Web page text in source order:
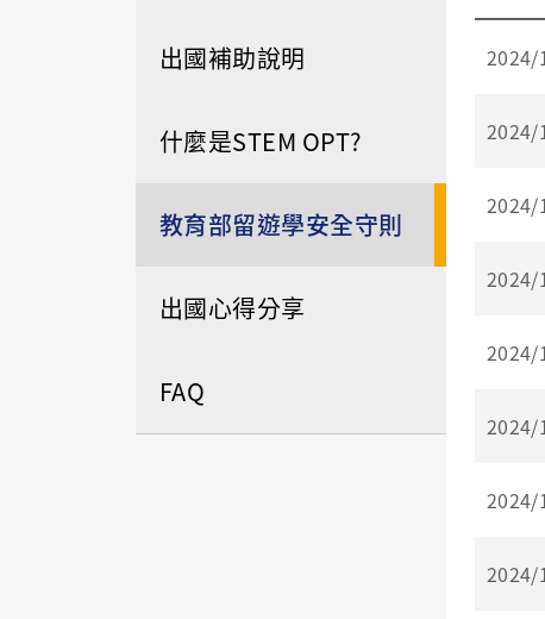
出國補助說明
什麼是STEM OPT?
教育部留遊學安全守則
出國心得分享
FAQ
2024/
2024/
2024/
2024/
2024/
2024/
2024/
2024/